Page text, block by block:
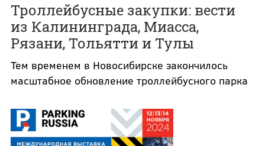
Троллейбусные закупки: вести
из Калининграда, Миасса,
Рязани, Тольятти и Тулы
Тем временем в Новосибирске закончилось
масштабное обновление троллейбусного парка